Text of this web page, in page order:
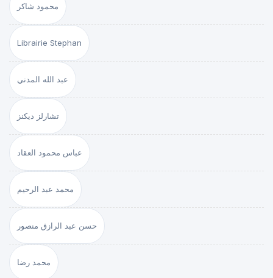
محمود شاكر
Librairie Stephan
عبد الله المدني
تشارلز ديكنز
عباس محمود العقاد
محمد عبد الرحيم
حسن عبد الرازق منصور
محمد رضا